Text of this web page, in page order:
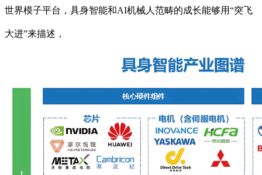
世界模子平台，具身智能和AI机械人范畴的成长能够用“突飞
大进”来描述，